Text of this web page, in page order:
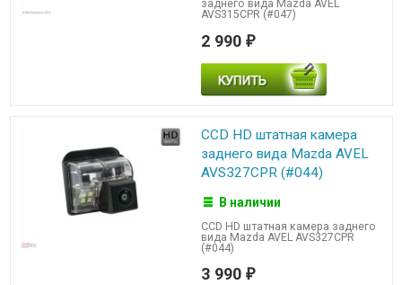
заднего вида Mazda AVEL
AVS315CPR (#047)
2 990 ₽
CCD HD штатная камера
заднего вида Mazda AVEL
AVS327CPR (#044)
В наличии
CCD HD штатная камера заднего
вида Mazda AVEL AVS327CPR
(#044)
3 990 ₽